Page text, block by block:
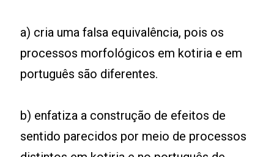
a) cria uma falsa equivalência, pois os
processos morfológicos em kotiria e em
português são diferentes.
b) enfatiza a construção de efeitos de
sentido parecidos por meio de processos